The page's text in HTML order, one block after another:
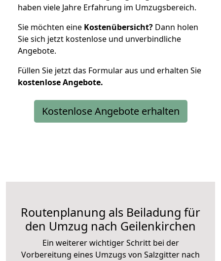
haben viele Jahre Erfahrung im Umzugsbereich.
Sie möchten eine Kostenübersicht? Dann holen
Sie sich jetzt kostenlose und unverbindliche
Angebote.
Füllen Sie jetzt das Formular aus und erhalten Sie
kostenloseAngebote.
Kostenlose Angebote erhalten
Routenplanung als Beiladung für
den Umzug nach Geilenkirchen
Ein weiterer wichtiger Schritt bei der
Vorbereitung eines Umzugs von Salzgitter nach